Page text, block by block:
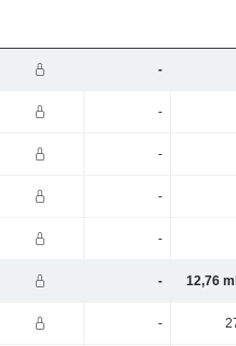
-
-
-
-
-
- 12,76
-